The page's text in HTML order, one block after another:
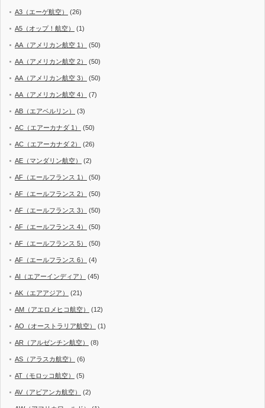
A3（エーゲ航空） (26)
A5（オップ！航空） (1)
AA（アメリカン航空 1） (50)
AA（アメリカン航空 2） (50)
AA（アメリカン航空 3） (50)
AA（アメリカン航空 4） (7)
AB（エアベルリン） (3)
AC（エアーカナダ 1） (50)
AC（エアーカナダ 2） (26)
AE（マンダリン航空） (2)
AF（エールフランス 1） (50)
AF（エールフランス 2） (50)
AF（エールフランス 3） (50)
AF（エールフランス 4） (50)
AF（エールフランス 5） (50)
AF（エールフランス 6） (4)
AI（エアーインディア） (45)
AK（エアアジア） (21)
AM（アエロメヒコ航空） (12)
AO（オーストラリア航空） (1)
AR（アルゼンチン航空） (8)
AS（アラスカ航空） (6)
AT（モロッコ航空） (5)
AV（アビアンカ航空） (2)